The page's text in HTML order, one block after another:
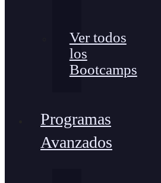
Ver todos
los
Bootcamps
Programas
Avanzados